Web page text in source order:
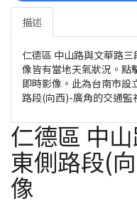
描述
仁德區 中山路與文華路
像皆有當地天氣狀況。點
即時影像。此為台南市設
路段(向西)-廣角的交通監
仁德區 中
東側路段(
像